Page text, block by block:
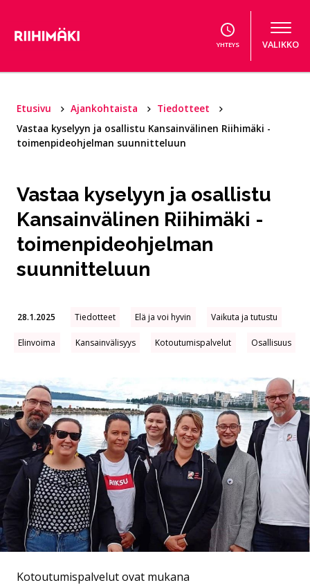
YHTEYS VALIKKO
Etusivu Ajankohtaista
Tiedotteet
Vastaa kyselyyn ja osallistu Kansainvälinen Riihimäki -
toimenpideohjelman suunnitteluun
Vastaa kyselyyn ja osallistu
Kansainvälinen Riihimäki -
toimenpideohjelman
suunnitteluun
28.1.2025 Tiedotteet Elä ja voi hyvin Vaikuta ja tutustu
Elinvoima Kansainvälisyys Kotoutumispalvelut Osallisuus
Kotoutumispalvelut ovat mukana